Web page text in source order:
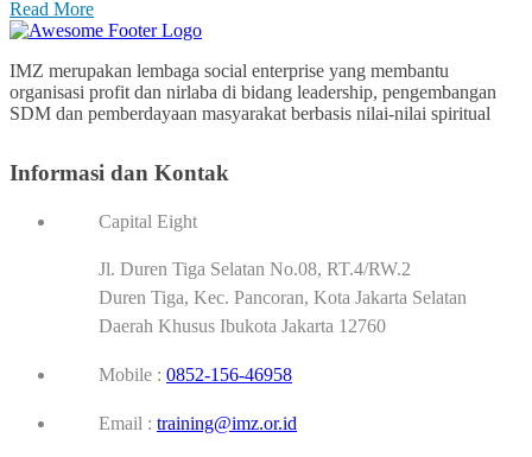
Read More
IMZ merupakan lembaga social enterprise yang membantu
organisasi profit dan nirlaba di bidang leadership, pengembangan
SDM dan pemberdayaan masyarakat berbasis nilai-nilai spiritual
Informasi dan Kontak
Capital Eight
Jl. Duren Tiga Selatan No.08, RT.4/RW.2
Duren Tiga, Kec. Pancoran, Kota Jakarta Selatan
Daerah Khusus Ibukota Jakarta 12760
Mobile : 0852-156-46958
Email : training@imz.or.id